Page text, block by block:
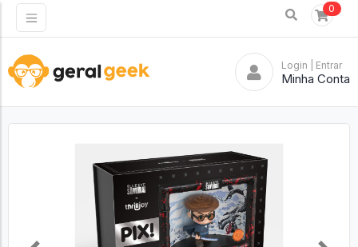
0
Login | Entrar
Minha Conta